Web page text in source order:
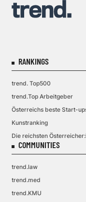
RANKINGS
trend. Top500
trend.Top Arbeitgeber
Österreichs beste Start-
Kunstranking
Die reichsten
COMMUNITIES
trend.law
trend.med
trend.KMU